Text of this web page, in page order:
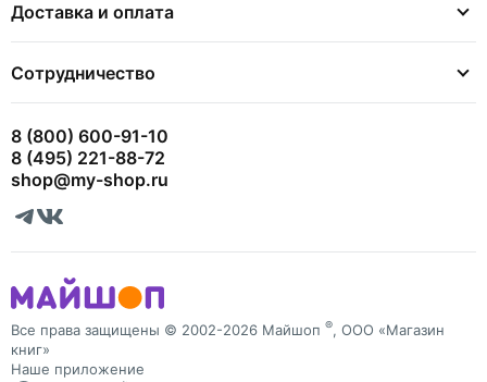
Доставка и оплата
Сотрудничество
8 (800) 600-91-10
8 (495) 221-88-72
shop@my-shop.ru
Все права защищены © 2002-2026 Майшоп ®, ООО «Магазин
книг»
Наше приложение